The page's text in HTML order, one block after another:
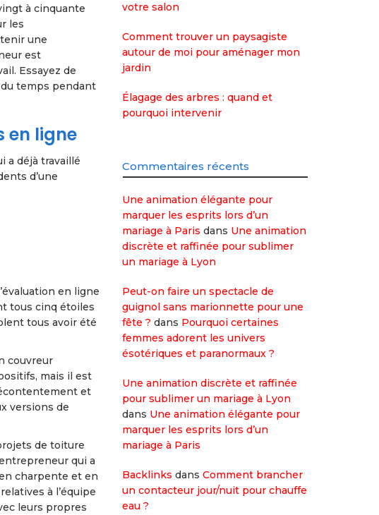
à cinquante
les
une
est
Essayez de
temps pendant
en ligne
a déjà travaillé
d’une
en ligne
tous cinq étoiles
tous avoir été
couvreur
mais il est
et
versions de
de toiture
qui a
charpente et en
à l’équipe
leurs propres
votre salon
Comment trouver un paysagiste
autour de moi pour aménager mon
jardin
Élagage des arbres : quand et
pourquoi intervenir
Commentaires récents
Une animation élégante pour
marquer les esprits lors d’un
mariage à Paris dans Une animation
discrète et raffinée pour sublimer
un mariage à Lyon
Peut-on faire un spectacle de
guignol sans marionnette pour une
fête ? dans Pourquoi certaines
femmes adorent les univers
ésotériques et paranormaux ?
Une animation discrète et raffinée
pour sublimer un mariage à Lyon
dans Une animation élégante pour
marquer les esprits lors d’un
mariage à Paris
Backlinks dans Comment brancher
un contacteur jour/nuit pour chauffe
eau ?